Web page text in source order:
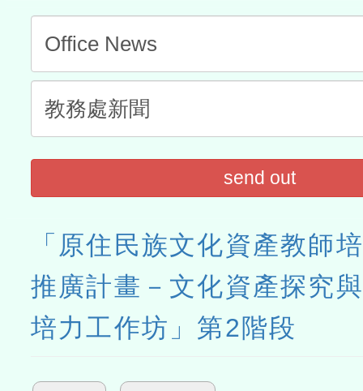
send out
「原住民族文化資產教師
推廣計畫－文化資產探究
培力工作坊」第2階段